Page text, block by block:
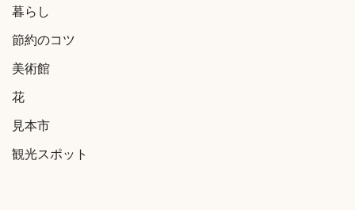
暮らし
節約のコツ
美術館
花
見本市
観光スポット